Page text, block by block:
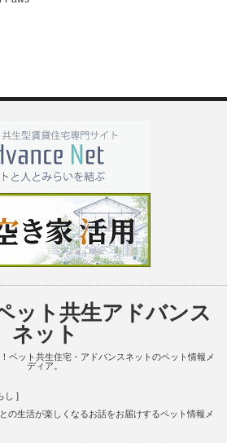
ット共生アドバンス
ネット
ペット共生住宅・アドバンスネットのペット情報メ
ディア。
し ]
の生活が楽しくなるお話をお届けするペット情報メ